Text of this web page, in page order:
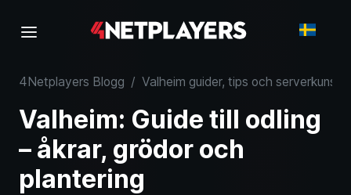
4Netplayers Blogg / Valheim guider, tips och
Valheim: Guide till odling
– åkrar, grödor och
plantering